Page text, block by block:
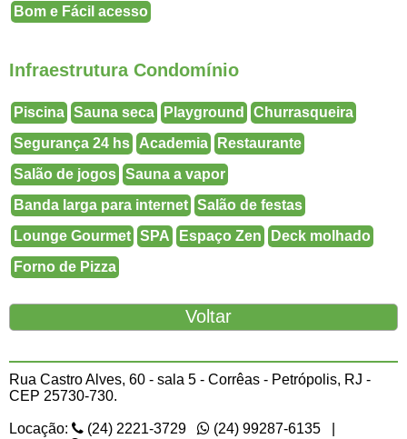
Bom e Fácil acesso
Infraestrutura Condomínio
Piscina Sauna seca Playground
Churrasqueira
Segurança 24 hs
Academia
Restaurante
Salão de jogos Sauna a vapor
Banda larga para internet Salão de festas
Lounge Gourmet SPA Espaço Zen
Deck molhado
Forno de Pizza
Rua Castro Alves, 60 - sala 5 - Corrêas - Petrópolis, RJ -
CEP 25730-730.
Locação: (24) 2221-3729
(24) 99287-6135 |